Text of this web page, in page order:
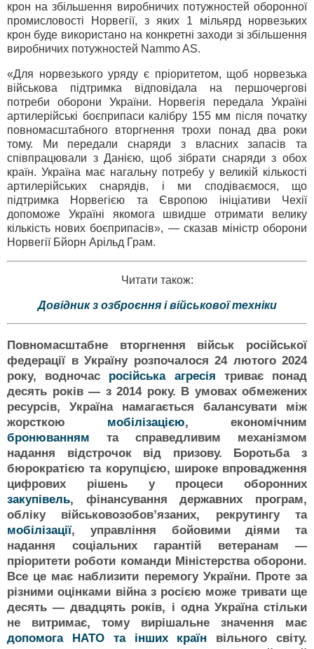
крон на збільшення виробничих потужностей оборонної
промисловості Норвегії, з яких 1 мільярд норвезьких
крон буде використано на конкретні заходи зі збільшення
виробничих потужностей Nammo AS.
«Для норвезького уряду є пріоритетом, щоб норвезька
військова підтримка відповідала на першочергові
потреби оборони України. Норвегія передала Україні
артилерійські боєприпаси калібру 155 мм після початку
повномасштабного вторгнення трохи понад два роки
тому. Ми передали снаряди з власних запасів та
співпрацювали з Данією, щоб зібрати снаряди з обох
країн. Україна має нагальну потребу у великій кількості
артилерійських снарядів, і ми сподіваємося, що
підтримка Норвегією та Європою ініціативи Чехії
допоможе Україні якомога швидше отримати велику
кількість нових боєприпасів», — сказав міністр оборони
Норвегії Бйорн Арільд Грам.
Читати також:
Довідник з озброєння і військової техніки
Повномасштабне вторгнення військ російської
федерації в Україну розпочалося 24 лютого 2024
року, водночас російська агресія триває понад
десять років — з 2014 року. В умовах обмежених
ресурсів, Україна намагається балансувати між
жорсткою мобілізацією, економічним
бронюванням та справедливим механізмом
надання відстрочок від призову. Боротьба з
бюрократією та корупцією, широке впровадження
цифрових рішень у процеси оборонних
закупівель, фінансування державних програм,
обліку військовозобовʼязаних, рекрутингу та
мобілізації, управління бойовими діями та
надання соціальних гарантій ветеранам —
пріоритети роботи команди Міністерства оборони.
Все це має наблизити перемогу України. Проте за
різними оцінками війна з росією може тривати ще
десять — двадцять років, і одна Україна стільки
не витримає, тому вирішальне значення має
допомога НАТО та інших країн вільного світу.